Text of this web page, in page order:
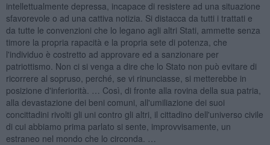
intellettualmente depressa, incapace di resistere ad una situazione
sfavorevole o ad una cattiva notizia. Si distacca da tutti i trattati e
da tutte le convenzioni che lo legano agli altri Stati, ammette senza
timore la propria rapacità e la propria sete di potenza, che
l'individuo è costretto ad approvare ed a sanzionare per
patriottismo. Non ci si venga a dire che lo Stato non può evitare di
ricorrere al sopruso, perché, se vi rinunciasse, si metterebbe in
posizione d'inferiorità. … Così, di fronte alla rovina della sua patria,
alla devastazione dei beni comuni, all'umiliazione dei suoi
concittadini rivolti gli uni contro gli altri, il cittadino dell'universo civile
di cui abbiamo prima parlato si sente, improvvisamente, un
estraneo nel mondo che lo circonda. …